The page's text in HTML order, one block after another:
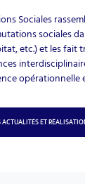
Sociales
sociales
etc.) et les fait
opérationnelle
ACTUALITÉS ET